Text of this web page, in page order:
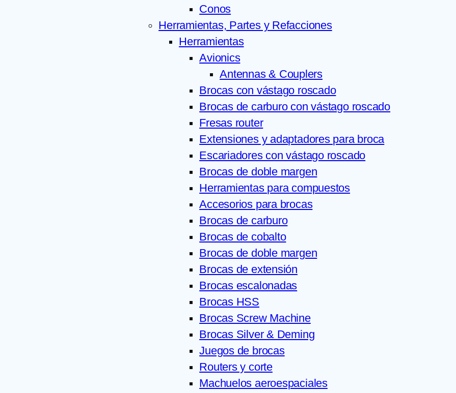
Conos
Herramientas, Partes y Refacciones
Herramientas
Avionics
Antennas & Couplers
Brocas con vástago roscado
Brocas de carburo con vástago roscado
Fresas router
Extensiones y adaptadores para broca
Escariadores con vástago roscado
Brocas de doble margen
Herramientas para compuestos
Accesorios para brocas
Brocas de carburo
Brocas de cobalto
Brocas de doble margen
Brocas de extensión
Brocas escalonadas
Brocas HSS
Brocas Screw Machine
Brocas Silver & Deming
Juegos de brocas
Routers y corte
Machuelos aeroespaciales